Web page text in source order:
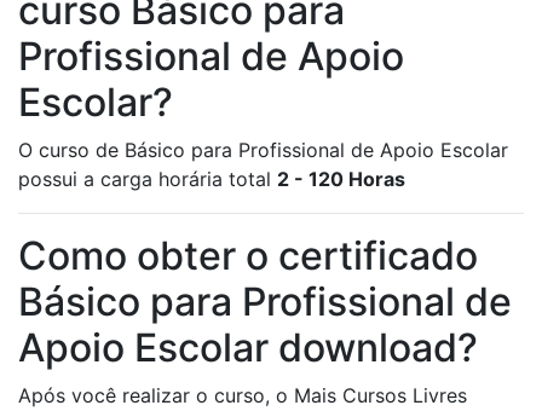
curso Básico para
Profissional de Apoio
Escolar?
O curso de Básico para Profissional de Apoio Escolar
possui a carga horária total 2 - 120 Horas
Como obter o certificado
Básico para Profissional de
Apoio Escolar download?
Após você realizar o curso, o Mais Cursos Livres